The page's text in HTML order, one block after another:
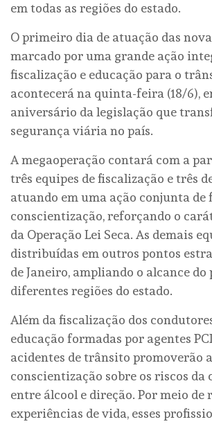
em todas as regiões do estado.
O primeiro dia de atuação das
marcado por uma grande ação
fiscalização e educação para o
acontecerá na quinta-feira (18/6),
aniversário da legislação que
segurança viária no país.
A megaoperação contará com a
três equipes de fiscalização e três
atuando em uma ação conjunta de
conscientização, reforçando o
da Operação Lei Seca. As demais
distribuídas em outros pontos
de Janeiro, ampliando o alcance
diferentes regiões do estado.
Além da fiscalização dos
educação formadas por agentes
acidentes de trânsito promoverão
conscientização sobre os riscos da
entre álcool e direção. Por meio de
experiências de vida, esses